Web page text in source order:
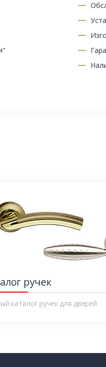
ручек
каталог ручек для дверей